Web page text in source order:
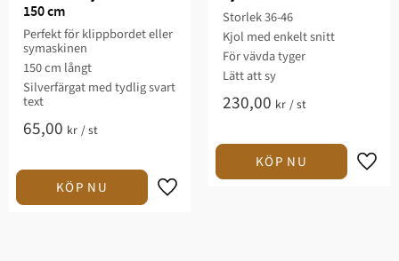
150 cm
Perfekt för klippbordet eller
symaskinen
150 cm långt
Silverfärgat med tydlig svart
text
65,00 kr /st
Storlek 36-46​​
Kjol med enkelt snitt​​
För vävda tyger​​
Lätt att sy​​​​
230,00 kr /st